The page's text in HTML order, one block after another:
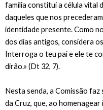
família constitui a célula vital
daqueles que nos
identidade presente. Como
dos dias antigos, considera
Interroga o teu pai e ele te
dirão.» (Dt 32, 7).
Nesta senda, a Comissão faz
da Cruz, que, ao